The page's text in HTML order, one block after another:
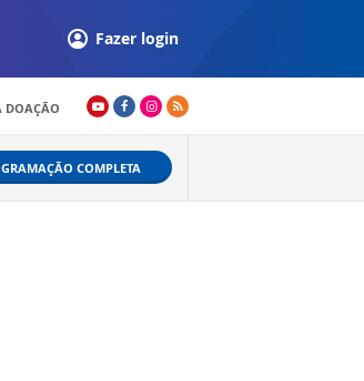
Fazer login
DOAÇÃO
COMPLETA